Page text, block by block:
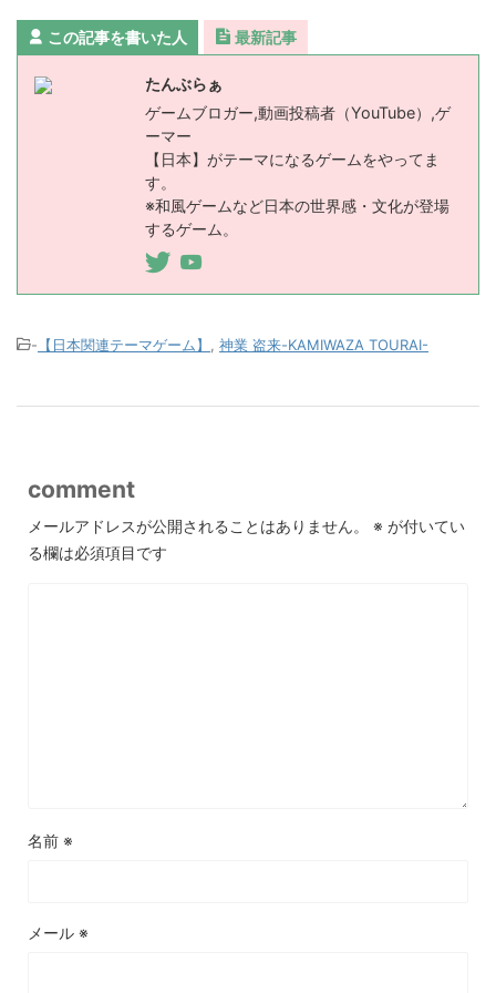
この記事を書いた人 最新記事
たんぶらぁ
ゲームブロガー,動画投稿者（YouTube）,ゲ
ーマー
【日本】がテーマになるゲームをやってま
す。
※和風ゲームなど日本の世界感・文化が登場
するゲーム。
- 【日本関連テーマゲーム】 神業 盗来-KAMIWAZA TOURAI-
comment
メールアドレスが公開されることはありません。 ※ が付いてい
る欄は必須項目です
名前 ※
メール ※